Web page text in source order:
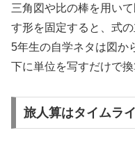
三角図や比の棒を用い
す形を固定すると、式
5年生の自学ネタは図か
下に単位を写すだけで換
旅人算はタイムラ